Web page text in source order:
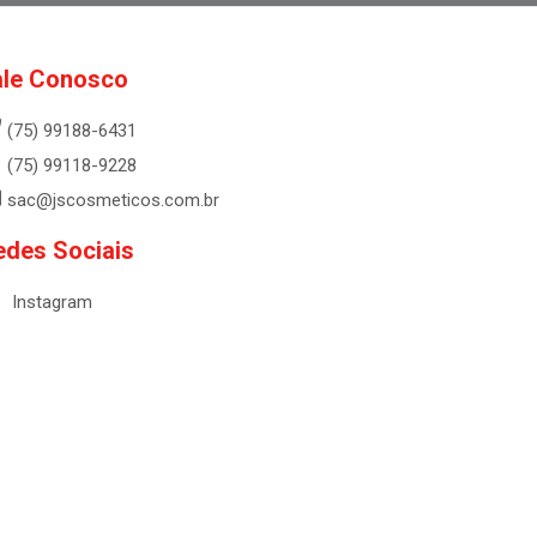
Conosco
(75) 99188-6431
(75) 99118-9228
sac@jscosmeticos.com.br
Sociais
Instagram